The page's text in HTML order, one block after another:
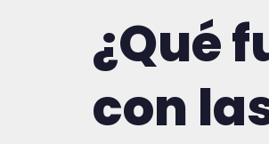
¿Qué
con